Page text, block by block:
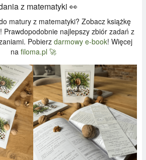
z matematyki 👀
matury z matematyki? Zobacz książkę
! Prawdopodobnie najlepszy zbiór zadań z
Pobierz darmowy e-book! Więcej
na filoma.pl 🚀